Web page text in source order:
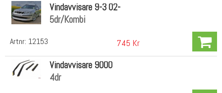
Artnr: 12153
Vindavvisare 9-3 02-
5dr/Kombi
745 Kr
Vindavvisare 9000
4dr